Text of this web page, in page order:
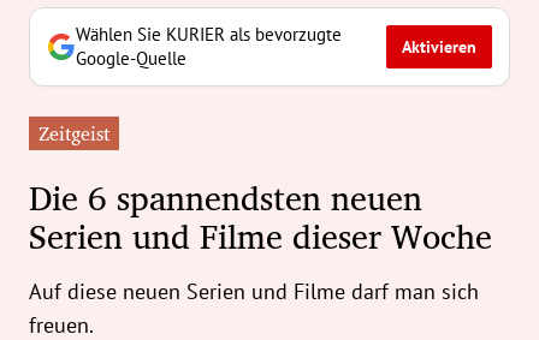
Untermenü
Untermenü
Untermenü
Untermenü
Untermenü
Wählen Sie KURIER als bevorzugte
Google-Quelle
Aktivieren
Zeitgeist
Die 6 spannendsten neuen
Serien und Filme dieser Woche
Auf diese neuen Serien und Filme darf man sich
freuen.